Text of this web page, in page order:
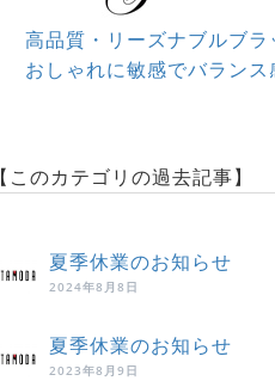
高品質・リーズナブルブ
おしゃれに敏感でバラン
【このカテゴリの過去記事】
夏季休業のお知らせ
2024年8月8日
夏季休業のお知らせ
2023年8月9日